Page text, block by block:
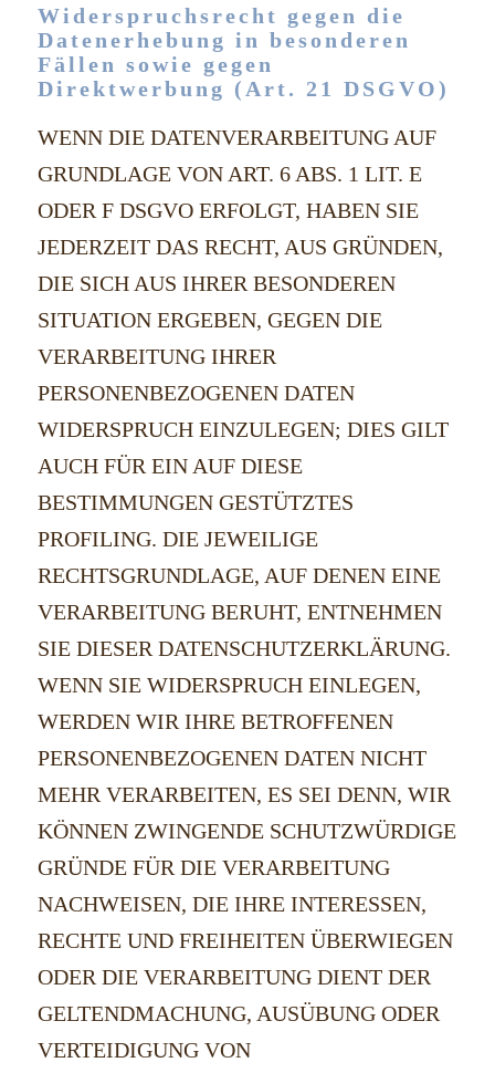
Widerspruchsrecht gegen die
Datenerhebung in besonderen
Fällen sowie gegen
Direktwerbung (Art. 21 DSGVO)
WENN DIE DATENVERARBEITUNG AUF
GRUNDLAGE VON ART. 6 ABS. 1 LIT. E
ODER F DSGVO ERFOLGT, HABEN SIE
JEDERZEIT DAS RECHT, AUS GRÜNDEN,
DIE SICH AUS IHRER BESONDEREN
SITUATION ERGEBEN, GEGEN DIE
VERARBEITUNG IHRER
PERSONENBEZOGENEN DATEN
WIDERSPRUCH EINZULEGEN; DIES GILT
AUCH FÜR EIN AUF DIESE
BESTIMMUNGEN GESTÜTZTES
PROFILING. DIE JEWEILIGE
RECHTSGRUNDLAGE, AUF DENEN EINE
VERARBEITUNG BERUHT, ENTNEHMEN
SIE DIESER DATENSCHUTZERKLÄRUNG.
WENN SIE WIDERSPRUCH EINLEGEN,
WERDEN WIR IHRE BETROFFENEN
PERSONENBEZOGENEN DATEN NICHT
MEHR VERARBEITEN, ES SEI DENN, WIR
KÖNNEN ZWINGENDE SCHUTZWÜRDIGE
GRÜNDE FÜR DIE VERARBEITUNG
NACHWEISEN, DIE IHRE INTERESSEN,
RECHTE UND FREIHEITEN ÜBERWIEGEN
ODER DIE VERARBEITUNG DIENT DER
GELTENDMACHUNG, AUSÜBUNG ODER
VERTEIDIGUNG VON